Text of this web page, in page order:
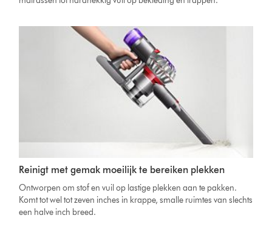
Reinigt met gemak moeilijk te bereiken plekken
Ontworpen om stof en vuil op lastige plekken aan te pakken.
Komt tot wel tot zeven inches in krappe, smalle ruimtes van slechts
een halve inch breed.